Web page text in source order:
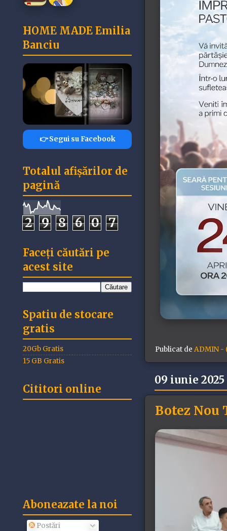
Publicat de ADMIN -
09 iunie 2025
Botez Nou
HOME MADE Emilia
Banciu
👉 Segui su Facebook
Totalul afișărilor de
pagină
2 9 8 6 0 7
Faceți căutări pe
acest site
Spatiu de stocare
gratis
20Gb Gratis
15 GB Gratis
Cititori online
Aboneazate la noi
Postări